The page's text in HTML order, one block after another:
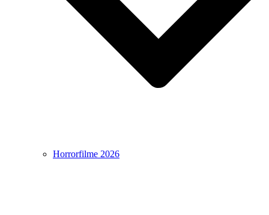
Horrorfilme 2026